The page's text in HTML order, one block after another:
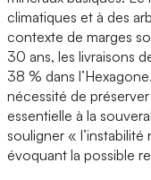
climatiques et à des
contexte de marges
30 ans, les livraisons
38 % dans
nécessité de
essentielle à la
souligner «
évoquant la possible